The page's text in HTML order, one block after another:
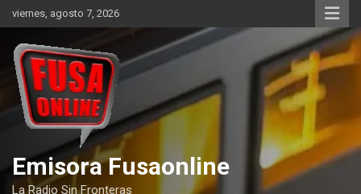
Skip
to
content
viernes, agosto 7, 2026
Emisora Fusaonline
La Radio Sin Fronteras